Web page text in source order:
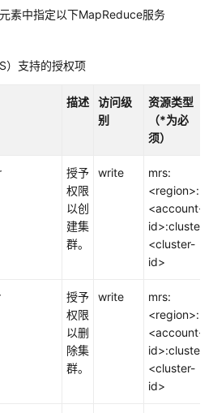
素中指定以下MapReduce服务
）支持的授权项
描述
访问级
别
资源类型
（*为必
须）
授予
权限
以创
建集
群。
write
mrs:
<region>:
<account-
id>:cluster:
<cluster-
id>
授予
权限
以删
除集
群。
write
mrs:
<region>:
<account-
id>:cluster:
<cluster-
id>